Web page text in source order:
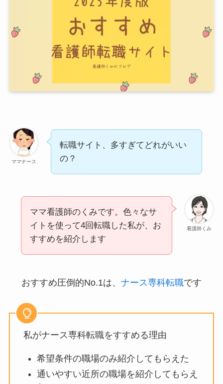
ママナース
転職サイト、多すぎてどれがいい
の？
看護師くみ
ママ看護師のくみです。色々なサ
イトを使って4回転職した私が、お
すすめを紹介します
おすすめ圧倒的No.1は、 ナース専科転職です
私がナース専科転職をすすめる理由
希望条件の職場のみ紹介してもらえた
通いやすい近所の職場を紹介してもらえ